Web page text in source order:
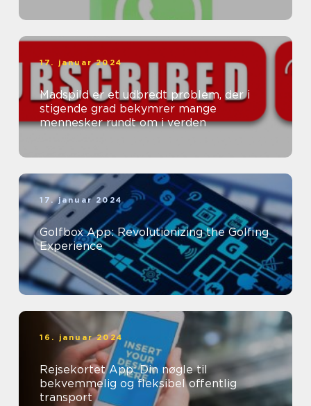
17. januar 2024
Madspild er et udbredt problem, der i
stigende grad bekymrer mange
mennesker rundt om i verden
17. januar 2024
Golfbox App: Revolutionizing the Golfing
Experience
16. januar 2024
Rejsekortet App: Din nøgle til
bekvemmelig og fleksibel offentlig
transport